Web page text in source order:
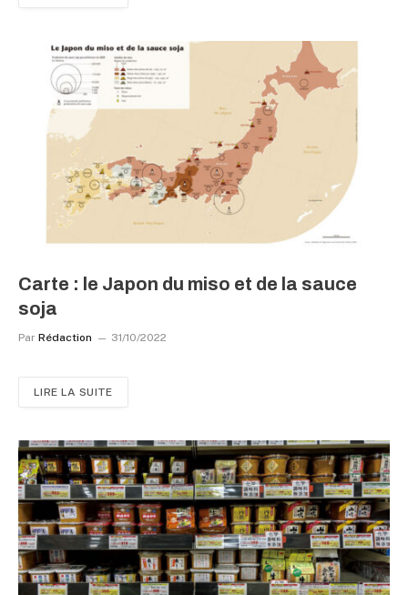
Carte : le Japon du miso et de la sauce
soja
Par Rédaction 31/10/2022
LIRE LA SUITE